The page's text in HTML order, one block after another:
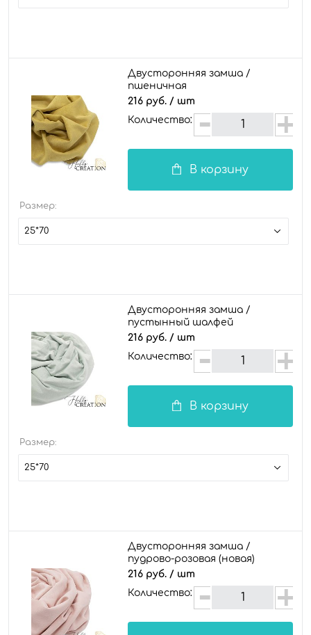
Двусторонняя замша /
пшеничная
216 руб. / шт
Количество:
В корзину
Размер:
25*70
Двусторонняя замша /
пустынный шалфей
216 руб. / шт
Количество:
В корзину
Размер:
25*70
Двусторонняя замша /
пудрово-розовая (новая)
216 руб. / шт
Количество: